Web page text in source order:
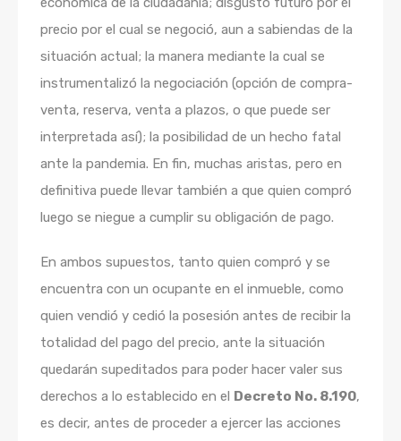
precio por el cual se negoció, aun a sabiendas de la
situación actual; la manera mediante la cual se
instrumentalizó la negociación (opción de compra-
venta, reserva, venta a plazos, o que puede ser
interpretada así); la posibilidad de un hecho fatal
ante la pandemia. En fin, muchas aristas, pero en
definitiva puede llevar también a que quien compró
luego se niegue a cumplir su obligación de pago.
En ambos supuestos, tanto quien compró y se
encuentra con un ocupante en el inmueble, como
quien vendió y cedió la posesión antes de recibir la
totalidad del pago del precio, ante la situación
quedarán supeditados para poder hacer valer sus
derechos a lo establecido en el Decreto No. 8.190,
es decir, antes de proceder a ejercer las acciones